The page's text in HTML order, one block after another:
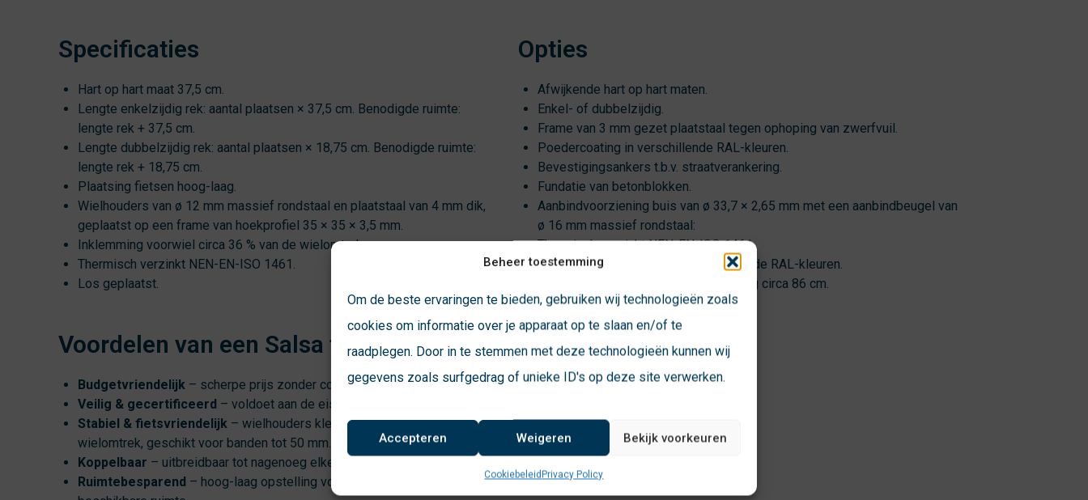
Beheer toestemming
Om de beste ervaringen te bieden, gebruiken wij technologieën zoals
cookies om informatie over je apparaat op te slaan en/of te
raadplegen. Door in te stemmen met deze technologieën kunnen wij
gegevens zoals surfgedrag of unieke ID's op deze site verwerken.
Accepteren Weigeren Bekijk voorkeuren
Cookiebeleid Privacy Policy
Specificaties
Hart op hart maat 37,5 cm.
Lengte enkelzijdig rek: aantal plaatsen × 37,5 cm. Benodigde ruimte:
lengte rek + 37,5 cm.
Lengte dubbelzijdig rek: aantal plaatsen × 18,75 cm. Benodigde ruimte:
lengte rek + 18,75 cm.
Plaatsing fietsen hoog-laag.
Wielhouders van ø 12 mm massief rondstaal en plaatstaal van 4 mm dik,
geplaatst op een frame van hoekprofiel 35 × 35 × 3,5 mm.
Inklemming voorwiel circa 36 % van de wielomtrek.
Thermisch verzinkt NEN-EN-ISO 1461.
Los geplaatst.
Opties
Afwijkende hart op hart maten.
Enkel- of dubbelzijdig.
Frame van 3 mm gezet plaatstaal tegen ophoping van zwerfvuil.
Poedercoating in verschillende RAL-kleuren.
Bevestigingsankers t.b.v. straatverankering.
Fundatie van betonblokken.
Aanbindvoorziening buis van ø 33,7 × 2,65 mm met een aanbindbeugel van
ø 16 mm massief rondstaal:
Thermisch verzinkt NEN-EN-ISO 1461.
Optioneel gepoedercoat in verschillende RAL-kleuren.
Hoogte bovenzijde aanbindvoorziening circa 86 cm.
Ook achteraf aan te brengen.
Voordelen van een Salsa fietsenrek
Budgetvriendelijk – scherpe prijs zonder concessies aan kwaliteit.
Veilig & gecertificeerd – voldoet aan de eisen van FietsParKeur.
Stabiel & fietsvriendelijk – wielhouders klemmen ca. 36% van de
wielomtrek, geschikt voor banden tot 50 mm.
Koppelbaar – uitbreidbaar tot nagenoeg elke gewenste lengte.
Ruimtebesparend – hoog-laag opstelling voor optimaal gebruik van